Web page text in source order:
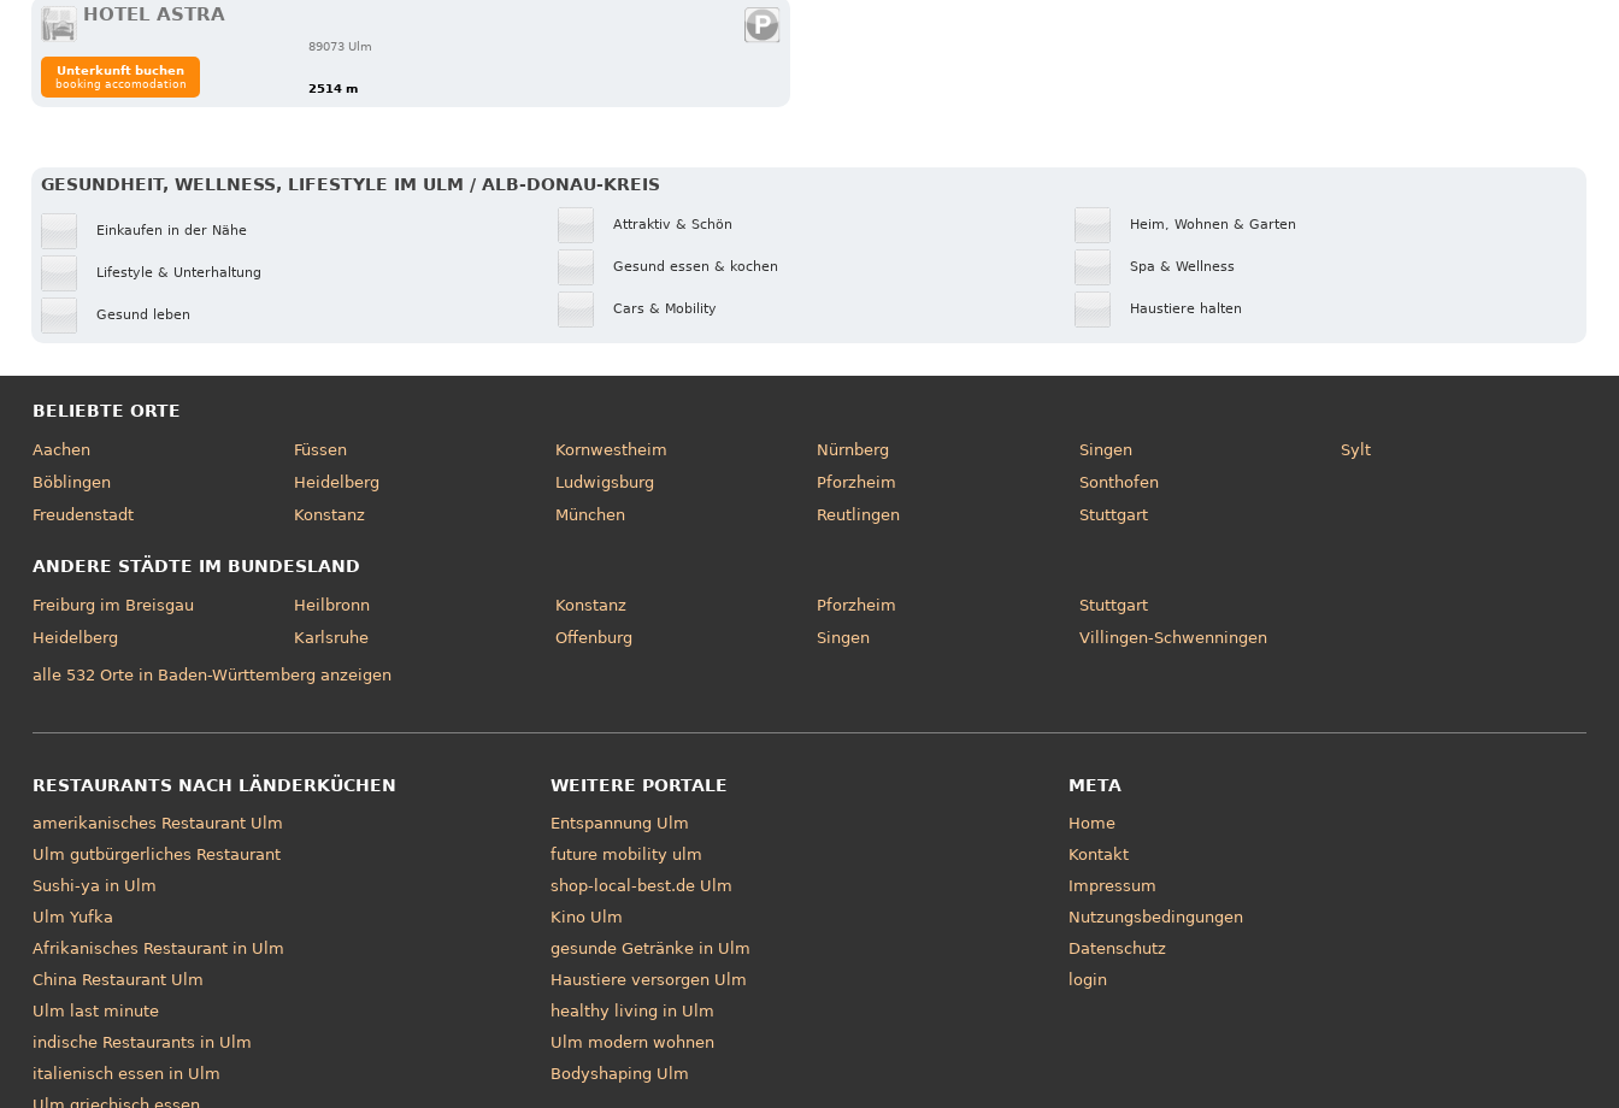
HOTEL ASTRA
89073 Ulm
2514 m
Unterkunft buchen
booking accomodation
GESUNDHEIT, WELLNESS, LIFESTYLE IM ULM / ALB-DONAU-KREIS
Einkaufen in der Nähe
Lifestyle & Unterhaltung
Gesund leben
Attraktiv & Schön
Gesund essen & kochen
Cars & Mobility
Heim, Wohnen & Garten
Spa & Wellness
Haustiere halten
BELIEBTE ORTE
Aachen
Böblingen
Freudenstadt
Füssen
Heidelberg
Konstanz
Kornwestheim
Ludwigsburg
München
Nürnberg
Pforzheim
Reutlingen
Singen
Sonthofen
Stuttgart
Sylt
ANDERE STÄDTE IM BUNDESLAND
Freiburg im Breisgau
Heidelberg
Heilbronn
Karlsruhe
Konstanz
Offenburg
Pforzheim
Singen
Stuttgart
Villingen-Schwenningen
alle 532 Orte in Baden-Württemberg anzeigen
RESTAURANTS NACH LÄNDERKÜCHEN
amerikanisches Restaurant Ulm
Ulm gutbürgerliches Restaurant
Sushi-ya in Ulm
Ulm Yufka
Afrikanisches Restaurant in Ulm
China Restaurant Ulm
Ulm last minute
indische Restaurants in Ulm
italienisch essen in Ulm
WEITERE PORTALE
Entspannung Ulm
future mobility ulm
shop-local-best.de Ulm
Kino Ulm
gesunde Getränke in Ulm
Haustiere versorgen Ulm
healthy living in Ulm
Ulm modern wohnen
Bodyshaping Ulm
META
Home
Kontakt
Impressum
Nutzungsbedingungen
Datenschutz
login